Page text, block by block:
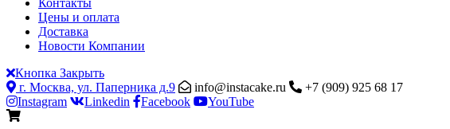
Контакты
Цены и оплата
Доставка
Новости Компании
Кнопка Закрыть
г. Москва, ул. Паперника д.9
info@instacake.ru
+7 (909) 925 68 17
Instagram
Linkedin Facebook YouTube